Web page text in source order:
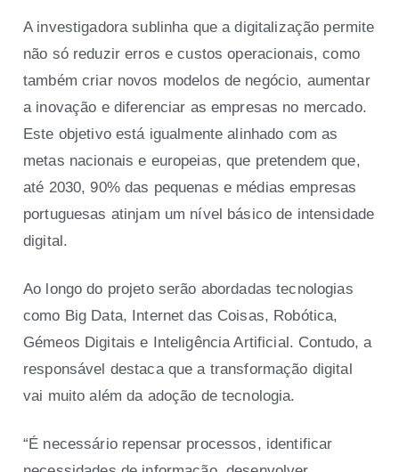
A investigadora sublinha que a digitalização permite
não só reduzir erros e custos operacionais, como
também criar novos modelos de negócio, aumentar
a inovação e diferenciar as empresas no mercado.
Este objetivo está igualmente alinhado com as
metas nacionais e europeias, que pretendem que,
até 2030, 90% das pequenas e médias empresas
portuguesas atinjam um nível básico de intensidade
digital.
Ao longo do projeto serão abordadas tecnologias
como Big Data, Internet das Coisas, Robótica,
Gémeos Digitais e Inteligência Artificial. Contudo, a
responsável destaca que a transformação digital
vai muito além da adoção de tecnologia.
“É necessário repensar processos, identificar